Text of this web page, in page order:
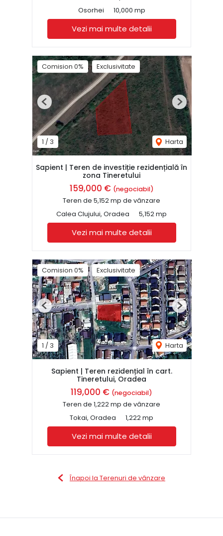
Osorhei
10,000 mp
Vezi mai multe detalii
Comision 0% Exclusivitate
1 / 3 Harta
Previous Next
Sapient | Teren de investiție rezidențială în
zona Tineretului
159,000 € (negociabil)
Teren de 5,152 mp de vânzare
Calea Clujului, Oradea
5,152 mp
Vezi mai multe detalii
Comision 0% Exclusivitate
1 / 3 Harta
Previous Next
Sapient | Teren rezidențial în cart.
Tineretului, Oradea
119,000 € (negociabil)
Teren de 1,222 mp de vânzare
Tokai, Oradea
1,222 mp
Vezi mai multe detalii
Înapoi la Terenuri de vânzare